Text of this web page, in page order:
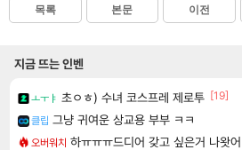
목록 본문 이전
지금 뜨는 인벤
ㅗㅜㅑ 초ㅇㅎ) 수녀 코스프레 제로투 [19]
클립 그냥 귀여운 상교용 부부 ㅋㅋ
오버워치 하ㅠㅠㅠ드디어 갖고 싶은거 나왓